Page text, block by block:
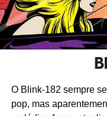
O Blink-182 sempre
pop, mas